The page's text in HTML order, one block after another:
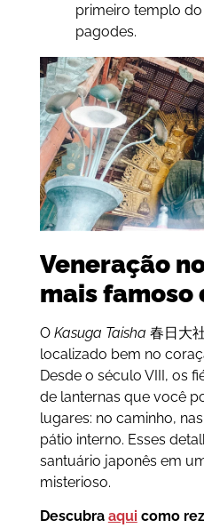
primeiro templo
pagodes.
Veneração
mais famoso
O Kasuga Taisha 春日大
localizado bem no
Desde o século VIII, os
de lanternas que você
lugares: no caminho,
pátio interno. Esses
santuário japonês em
misterioso.
Descubra aqui como